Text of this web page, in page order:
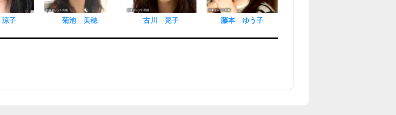
子 菊池 美穂 古川 晃子 藤本 ゆう子